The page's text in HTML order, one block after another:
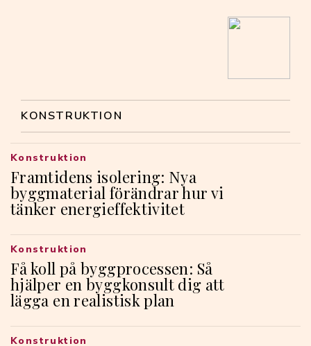
KONSTRUKTION
Framtidens isolering: Nya
byggmaterial förändrar hur vi
tänker energieffektivitet
Konstruktion
Få koll på byggprocessen: Så
hjälper en byggkonsult dig att
lägga en realistisk plan
Konstruktion
Konstruktion